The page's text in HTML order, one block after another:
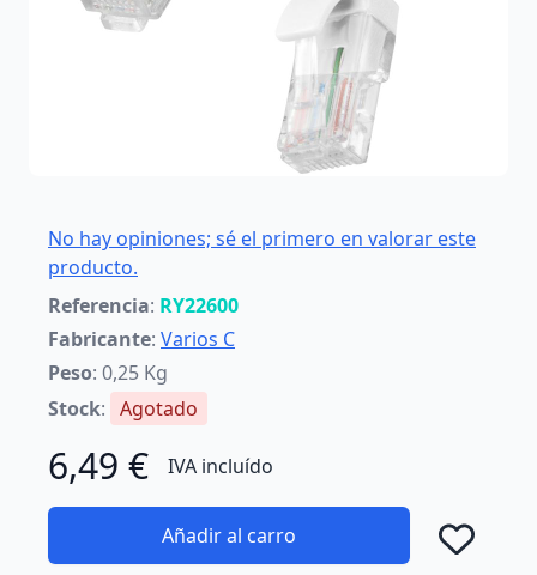
No hay opiniones; sé el primero en valorar este
producto.
Referencia: RY22600
Fabricante: Varios C
Peso: 0,25 Kg
Stock: Agotado
6,49 € IVA incluído
Añadir al carro